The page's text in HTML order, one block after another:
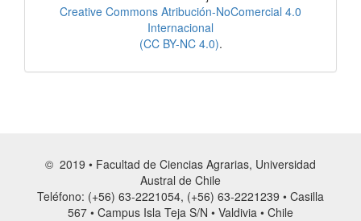
Creative Commons Atribución-NoComercial 4.0
Internacional
(CC BY-NC 4.0).
© 2019 • Facultad de Ciencias Agrarias, Universidad
Austral de Chile
Teléfono: (+56) 63-2221054, (+56) 63-2221239 • Casilla
567 • Campus Isla Teja S/N • Valdivia • Chile